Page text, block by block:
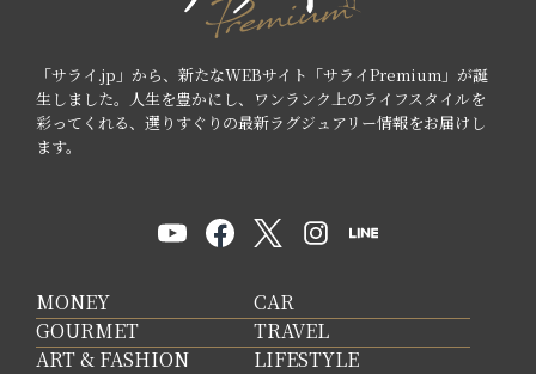
「サライ.jp」から、新たなWEBサイト「サライPremium」が誕
生しました。人生を豊かにし、ワンランク上のライフスタイルを
彩ってくれる、選りすぐりの最新ラグジュアリー情報をお届けし
ます。
MONEY
CAR
GOURMET
TRAVEL
ART & FASHION
LIFESTYLE